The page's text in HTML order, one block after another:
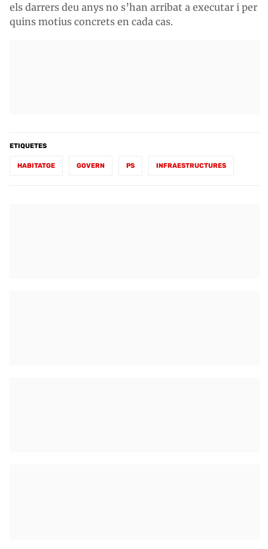
els darrers deu anys no s’han arribat a executar i per
quins motius concrets en cada cas.
ETIQUETES
HABITATGE GOVERN PS INFRAESTRUCTURES